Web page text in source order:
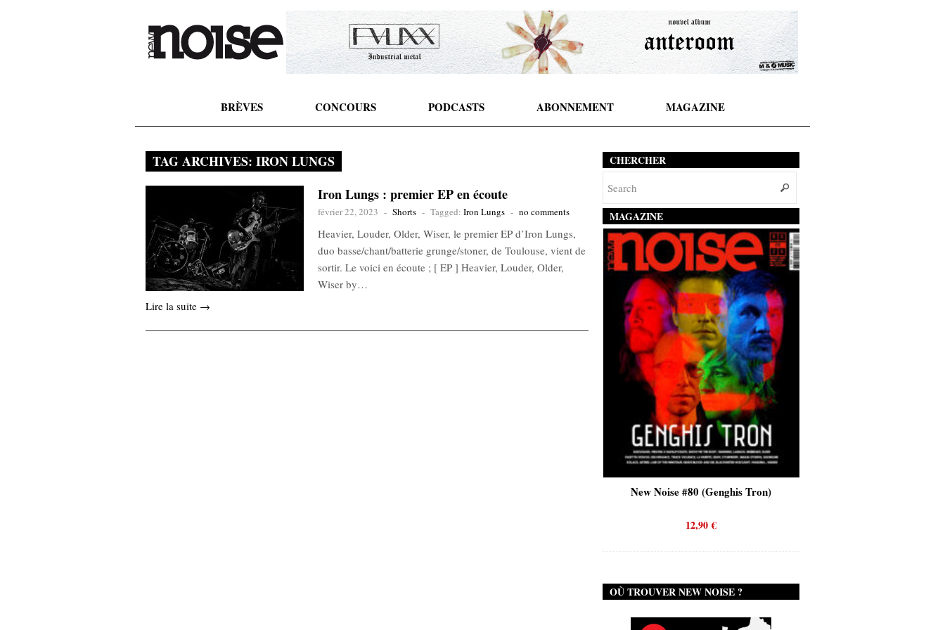
BRÈVES CONCOURS PODCASTS ABONNEMENT MAGAZINE
TAG ARCHIVES: IRON LUNGS
Iron Lungs : premier EP en écoute
février 22, 2023 - Shorts - Tagged: Iron Lungs - no comments
Heavier, Louder, Older, Wiser, le premier EP d’Iron Lungs,
duo basse/chant/batterie grunge/stoner, de Toulouse, vient de
sortir. Le voici en écoute ; [ EP ] Heavier, Louder, Older,
Wiser by…
Lire la suite →
CHERCHER
MAGAZINE
New Noise #80 (Genghis Tron)
12,90€
OÙ TROUVER NEW NOISE ?